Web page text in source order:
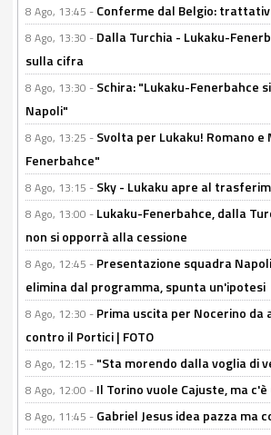
8 Ago, 13:45 - Conferme dal Belgio:
8 Ago, 13:30 - Dalla Turchia - Lukaku-
sulla cifra
8 Ago, 13:30 - Schira: "Lukaku-
Napoli"
8 Ago, 13:25 - Svolta per Lukaku! Romano
Fenerbahce"
8 Ago, 13:15 - Sky - Lukaku apre al
8 Ago, 13:00 - Lukaku-Fenerbahce, dalla
non si opporrà alla cessione
8 Ago, 12:45 - Presentazione squadra
elimina dal programma, spunta un'ipotesi
8 Ago, 12:30 - Prima uscita per Nocerino da
contro il Portici | FOTO
8 Ago, 12:15 - "Sta morendo dalla voglia di
8 Ago, 12:00 - Il Torino vuole Cajuste, ma
8 Ago, 11:45 - Gabriel Jesus idea pazza ma